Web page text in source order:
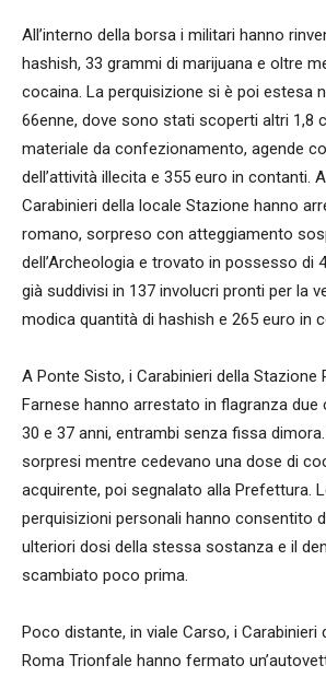
All’interno della borsa i militari hanno
hashish, 33 grammi di marijuana e oltre
cocaina. La perquisizione si è poi estesa
66enne, dove sono stati scoperti altri 1,8
materiale da confezionamento, agende
dell’attività illecita e 355 euro in contanti.
Carabinieri della locale Stazione hanno
romano, sorpreso con atteggiamento
dell’Archeologia e trovato in possesso di
già suddivisi in 137 involucri pronti per la
modica quantità di hashish e 265 euro in
A Ponte Sisto, i Carabinieri della Stazione
Farnese hanno arrestato in flagranza due
30 e 37 anni, entrambi senza fissa
sorpresi mentre cedevano una dose di
acquirente, poi segnalato alla Prefettura.
perquisizioni personali hanno consentito
ulteriori dosi della stessa sostanza e il
scambiato poco prima.
Poco distante, in viale Carso, i Carabinieri
Roma Trionfale hanno fermato